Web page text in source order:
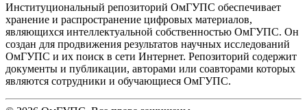
Институциональный репозиторий ОмГУПС обеспечивает
хранение и распространение цифровых материалов,
являющихся интеллектуальной собственностью ОмГУПС. Он
создан для продвижения результатов научных исследований
ОмГУПС и их поиск в сети Интернет. Репозиторий содержит
документы и публикации, авторами или соавторами которых
являются сотрудники и обучающиеся ОмГУПС.